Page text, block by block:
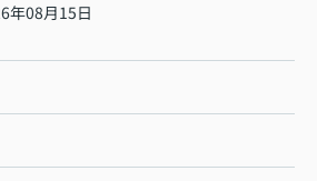
年08月15日